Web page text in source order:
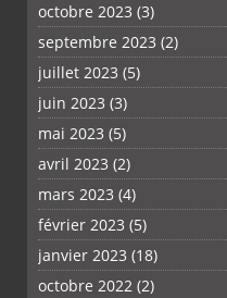
octobre 2023 (3)
septembre 2023 (2)
juillet 2023 (5)
juin 2023 (3)
mai 2023 (5)
avril 2023 (2)
mars 2023 (4)
février 2023 (5)
janvier 2023 (18)
octobre 2022 (2)